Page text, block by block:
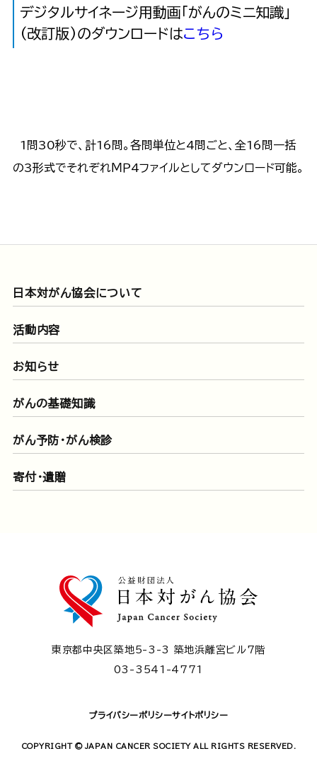
デジタルサイネージ用動画「がんのミニ知識」
(改訂版)のダウンロードはこちら
1問30秒で、計16問。各問単位と4問ごと、全16問一括
の3形式でそれぞれＭＰ4ファイルとしてダウンロード可能。
日本対がん協会について
活動内容
お知らせ
がんの基礎知識
がん予防・がん検診
寄付・遺贈
東京都中央区築地5-3-3 築地浜離宮ビル7階
03-3541-4771
プライバシーポリシーサイトポリシー
COPYRIGHT © JAPAN CANCER SOCIETY ALL RIGHTS RESERVED.